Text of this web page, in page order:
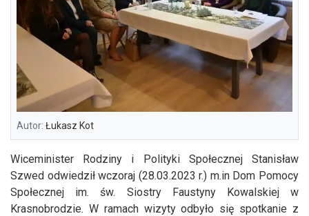
Autor: Łukasz Kot
Wiceminister Rodziny i Polityki Społecznej Stanisław
Szwed odwiedził wczoraj (28.03.2023 r.) m.in Dom Pomocy
Społecznej im. św. Siostry Faustyny Kowalskiej w
Krasnobrodzie. W ramach wizyty odbyło się spotkanie z